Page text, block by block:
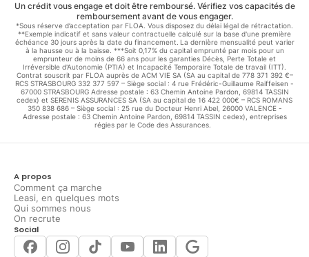
Un crédit vous engage et doit être remboursé. Vérifiez vos capacités de
remboursement avant de vous engager.
*Sous réserve d’acceptation par FLOA. Vous disposez du délai légal de rétractation.
**Exemple indicatif et sans valeur contractuelle calculé sur la base d'une première
échéance 30 jours après la date du financement. La dernière mensualité peut varier
à la hausse ou à la baisse. ***Soit 0,17% du capital emprunté par mois pour un
emprunteur de moins de 66 ans pour les garanties Décès, Perte Totale et
Irréversible d'Autonomie (PTIA) et Incapacité Temporaire Totale de travail (ITT).
Contrat souscrit par FLOA auprès de ACM VIE SA (SA au capital de 778 371 392 €–
RCS STRASBOURG 332 377 597 – Siège social : 4 rue Frédéric-Guillaume Raiffeisen -
67000 STRASBOURG Adresse postale : 63 Chemin Antoine Pardon, 69814 TASSIN
cedex) et SERENIS ASSURANCES SA (SA au capital de 16 422 000€ – RCS ROMANS
350 838 686 – Siège social : 25 rue du Docteur Henri Abel, 26000 VALENCE -
Adresse postale : 63 Chemin Antoine Pardon, 69814 TASSIN cedex), entreprises
régies par le Code des Assurances.
A propos
Comment ça marche
Leasi, en quelques mots
Qui sommes nous
On recrute
Social